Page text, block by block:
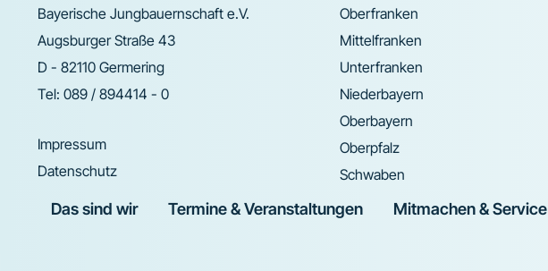
Bayerische Jungbauernschaft e.V.
Augsburger Straße 43
D - 82110 Germering
Tel: 089 / 894414 - 0
Impressum
Datenschutz
Oberfranken
Mittelfranken
Unterfranken
Niederbayern
Oberbayern
Oberpfalz
Schwaben
Das sind wir Termine & Veranstaltungen Mitmachen & Service